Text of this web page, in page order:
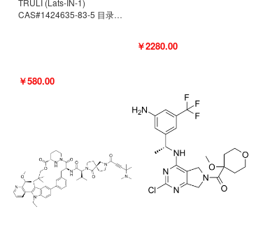
TRULI (Lats-IN-1)
CAS#1424635-83-5 目录号
￥580.00
￥2280.00